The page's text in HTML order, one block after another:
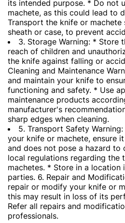
its intended purpose. * Do not
machete, as this could lead to
Transport the knife or machete
sheath or case, to prevent
3. Storage Warning: * Store
reach of children and
the knife against falling or
Cleaning and Maintenance
and maintain your knife to
functioning and safety. * Use
maintenance products
manufacturer's
sharp edges when cleaning.
5. Transport Safety
your knife or machete, ensure
and does not pose a hazard to
local regulations regarding the
machetes. * Store in a location
parties. 6. Repair and
repair or modify your knife or
this may result in loss of its
Refer all repairs and
professionals.